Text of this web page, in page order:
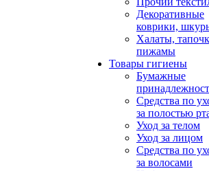
Декоративные
коврики,
Халаты,
пижамы
Товары гигиены
Бумажные
Средства по
за полостью
Уход за телом
Уход за лицом
Средства по
за волосами